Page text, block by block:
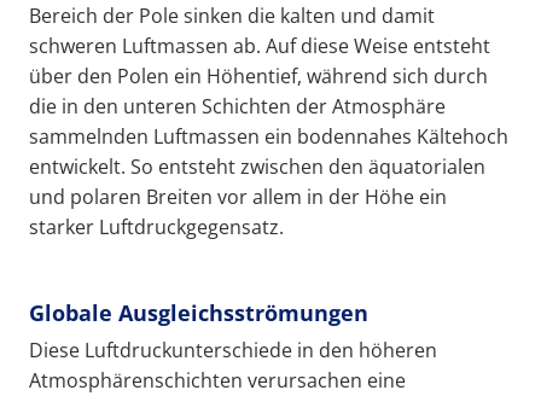
Bereich der Pole sinken die kalten und damit
schweren Luftmassen ab. Auf diese Weise entsteht
über den Polen ein Höhentief, während sich durch
die in den unteren Schichten der Atmosphäre
sammelnden Luftmassen ein bodennahes Kältehoch
entwickelt. So entsteht zwischen den äquatorialen
und polaren Breiten vor allem in der Höhe ein
starker Luftdruckgegensatz.
Globale Ausgleichsströmungen
Diese Luftdruckunterschiede in den höheren
Atmosphärenschichten verursachen eine